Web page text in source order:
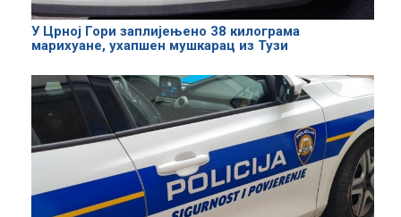
У Црној Гори заплијењено 38 килограма
марихуане, ухапшен мушкарац из Тузи